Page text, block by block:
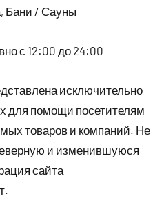
Бани / Сауны
с 12:00 до 24:00
исключительно
для помощи посетителям
товаров и компаний. Не
и изменившуюся
сайта